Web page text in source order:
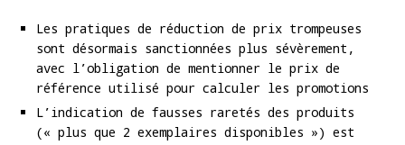
Les pratiques de réduction de prix trompeuses
sont désormais sanctionnées plus sévèrement,
avec l’obligation de mentionner le prix de
référence utilisé pour calculer les promotions
L’indication de fausses raretés des produits
(« plus que 2 exemplaires disponibles ») est